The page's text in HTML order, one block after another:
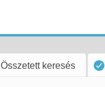
Összetett keresés